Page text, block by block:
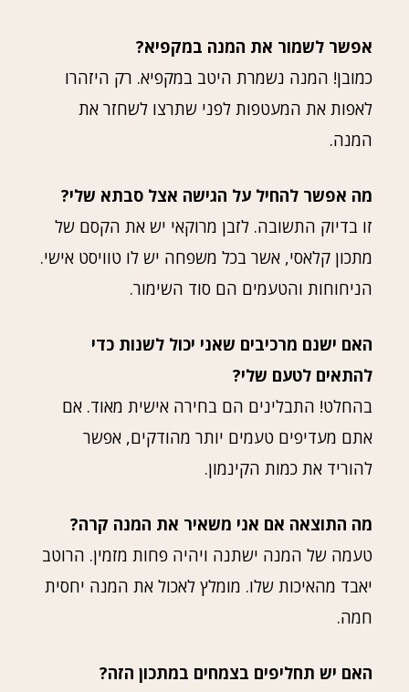
אפשר לשמור את המנה במקפיא?
כמובן! המנה נשמרת היטב במקפיא. רק היזהרו
לאפות את המעטפות לפני שתרצו לשחזר את
המנה.
מה אפשר להחיל על הגישה אצל סבתא שלי?
זו בדיוק התשובה. לזבן מרוקאי יש את הקסם של
מתכון קלאסי, אשר בכל משפחה יש לו טוויסט אישי.
הניחוחות והטעמים הם סוד השימור.
האם ישנם מרכיבים שאני יכול לשנות כדי
להתאים לטעם שלי?
בהחלט! התבלינים הם בחירה אישית מאוד. אם
אתם מעדיפים טעמים יותר מהודקים, אפשר
להוריד את כמות הקינמון.
מה התוצאה אם אני משאיר את המנה קרה?
טעמה של המנה ישתנה ויהיה פחות מזמין. הרוטב
יאבד מהאיכות שלו. מומלץ לאכול את המנה יחסית
חמה.
האם יש תחליפים בצמחים במתכון הזה?